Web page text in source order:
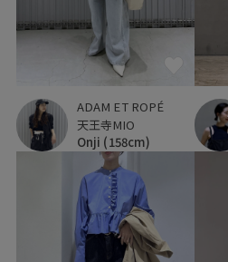
ADAM ET ROPÉ
天王寺MIO
Onji (158cm)